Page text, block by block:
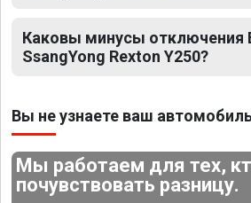
Каковы минусы отключения
SsangYong Rexton Y250?
Вы не узнаете ваш
Мы работаем для тех,
почувствовать разницу.